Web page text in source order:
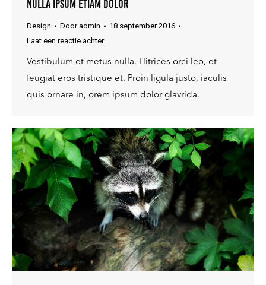
Nulla ipsum etiam dolor
Design Dooradmin
18 september 2016
Laat een reactie achter
Vestibulum et metus nulla. Hitrices orci leo, et
feugiat eros tristique et. Proin ligula justo, iaculis
quis ornare in, orem ipsum dolor glavrida.